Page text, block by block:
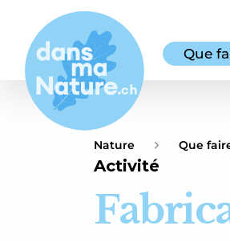
Que
Nature Que
Activité